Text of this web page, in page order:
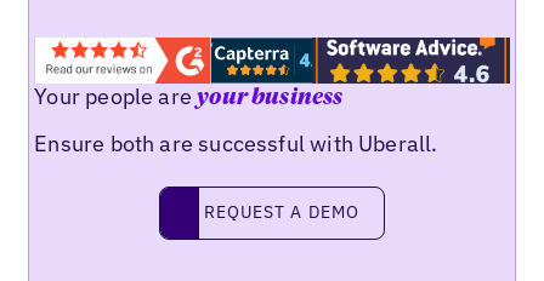
Your people areyour business
Ensure both are successful with Uberall.
Request a demo
REQUEST A DEMO